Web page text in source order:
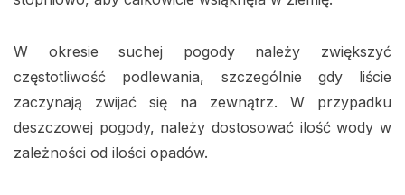
W okresie suchej pogody należy zwiększyć
częstotliwość podlewania, szczególnie gdy liście
zaczynają zwijać się na zewnątrz. W przypadku
deszczowej pogody, należy dostosować ilość wody w
zależności od ilości opadów.